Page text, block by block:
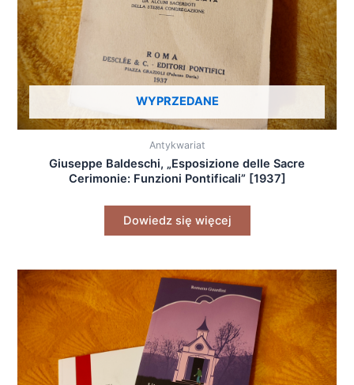
WYPRZEDANE
Antykwariat
Giuseppe Baldeschi, „Esposizione delle Sacre
Cerimonie: Funzioni Pontificali” [1937]
Dowiedz się więcej